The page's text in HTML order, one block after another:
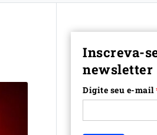
Inscreva-
newsletter
Digite seu e-mail